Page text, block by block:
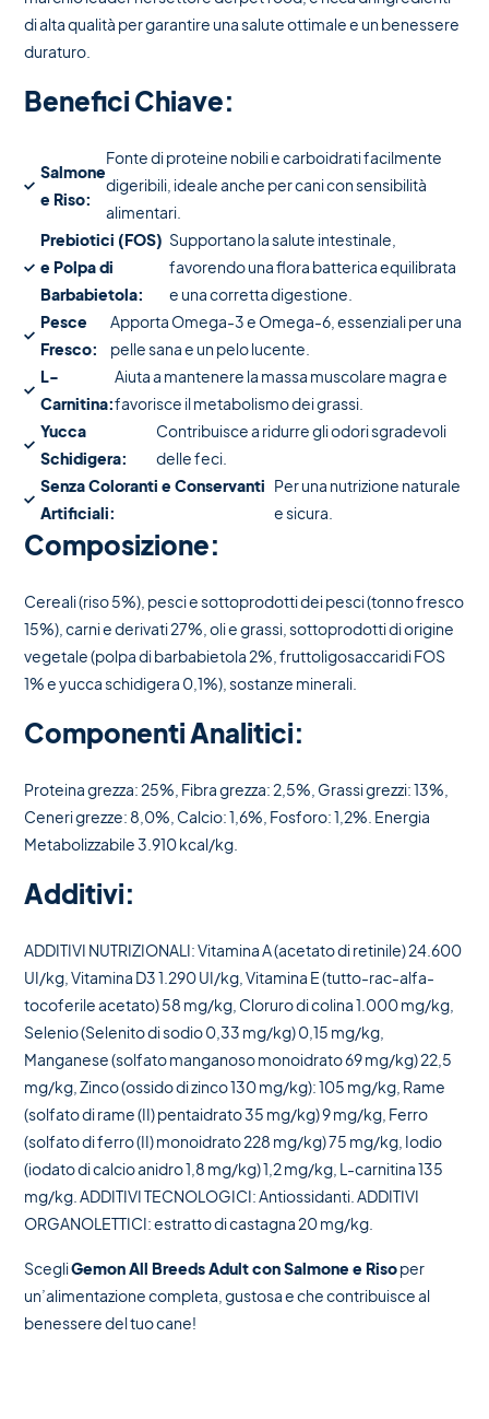
di alta qualità per garantire una salute ottimale e un benessere
duraturo.
Benefici Chiave:
Salmone
e Riso:
Fonte di proteine nobili e carboidrati facilmente
digeribili, ideale anche per cani con sensibilità
alimentari.
Prebiotici (FOS)
e Polpa di
Barbabietola:
Supportano la salute intestinale,
favorendo una flora batterica equilibrata
e una corretta digestione.
Pesce
Fresco:
Apporta Omega-3 e Omega-6, essenziali per una
pelle sana e un pelo lucente.
L-
Carnitina:
Aiuta a mantenere la massa muscolare magra e
favorisce il metabolismo dei grassi.
Yucca
Schidigera:
Contribuisce a ridurre gli odori sgradevoli
delle feci.
Senza Coloranti e Conservanti
Artificiali:
Per una nutrizione naturale
e sicura.
Composizione:
Cereali (riso 5%), pesci e sottoprodotti dei pesci (tonno fresco
15%), carni e derivati 27%, oli e grassi, sottoprodotti di origine
vegetale (polpa di barbabietola 2%, fruttoligosaccaridi FOS
1% e yucca schidigera 0,1%), sostanze minerali.
Componenti Analitici:
Proteina grezza: 25%, Fibra grezza: 2,5%, Grassi grezzi: 13%,
Ceneri grezze: 8,0%, Calcio: 1,6%, Fosforo: 1,2%. Energia
Metabolizzabile 3.910 kcal/kg.
Additivi:
ADDITIVI NUTRIZIONALI: Vitamina A (acetato di retinile) 24.600
UI/kg, Vitamina D3 1.290 UI/kg, Vitamina E (tutto-rac-alfa-
tocoferile acetato) 58 mg/kg, Cloruro di colina 1.000 mg/kg,
Selenio (Selenito di sodio 0,33 mg/kg) 0,15 mg/kg,
Manganese (solfato manganoso monoidrato 69 mg/kg) 22,5
mg/kg, Zinco (ossido di zinco 130 mg/kg): 105 mg/kg, Rame
(solfato di rame (II) pentaidrato 35 mg/kg) 9 mg/kg, Ferro
(solfato di ferro (II) monoidrato 228 mg/kg) 75 mg/kg, Iodio
(iodato di calcio anidro 1,8 mg/kg) 1,2 mg/kg, L-carnitina 135
mg/kg. ADDITIVI TECNOLOGICI: Antiossidanti. ADDITIVI
ORGANOLETTICI: estratto di castagna 20 mg/kg.
ScegliGemon All Breeds Adult con Salmone e Risoper
un’alimentazione completa, gustosa e che contribuisce al
benessere del tuo cane!